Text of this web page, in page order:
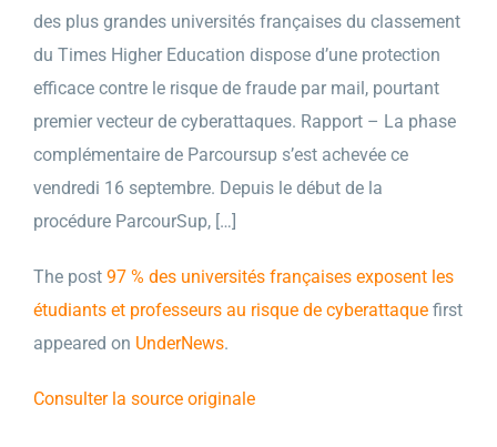
des plus grandes universités françaises du classement
du Times Higher Education dispose d’une protection
efficace contre le risque de fraude par mail, pourtant
premier vecteur de cyberattaques. Rapport – La phase
complémentaire de Parcoursup s’est achevée ce
vendredi 16 septembre. Depuis le début de la
procédure ParcourSup, […]
The post 97 % des universités françaises exposent les
étudiants et professeurs au risque de cyberattaque first
appeared on UnderNews.
Consulter la source originale